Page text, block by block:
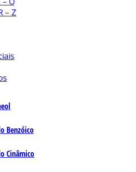
Benzóico
Cinâmico
– Z